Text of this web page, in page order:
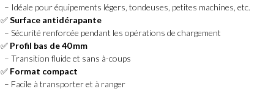
– Idéale pour équipements légers, tondeuses, petites machines, etc.
✅Surface antidérapante
– Sécurité renforcée pendant les opérations de chargement
✅ Profil bas de 40 mm
– Transition fluide et sans à-coups
✅ Format compact
– Facile à transporter et à ranger